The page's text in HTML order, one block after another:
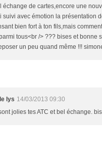
échange de cartes,encore une
suivi avec émotion la présentation
bien fort à ton fils,mais
tous<br /> ??? bises et bonne
un peu quand même !!!
lys 14/03/2013 09:30
jolies tes ATC et bel échange.